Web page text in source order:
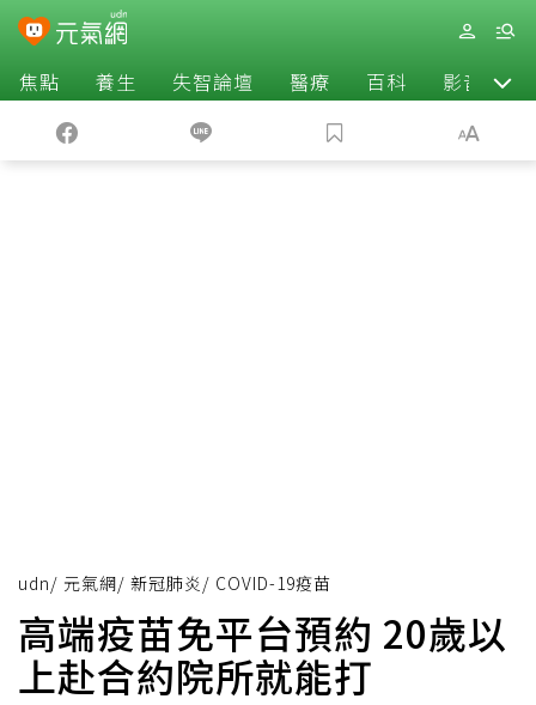
焦點 養生 失智論壇 醫療 百科 影音
udn/ 元氣網/ 新冠肺炎 / COVID-19疫苗
高端疫苗免平台預約 20歲以
上赴合約院所就能打